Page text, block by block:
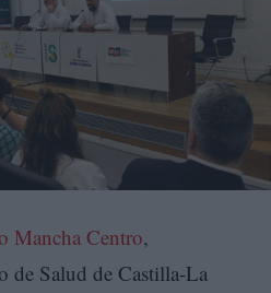
Mancha Centro,
de Salud de Castilla-La